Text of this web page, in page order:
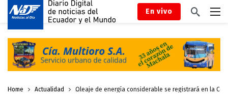
En vivo
Home Actualidad Oleaje de energía considerable se registrará en la